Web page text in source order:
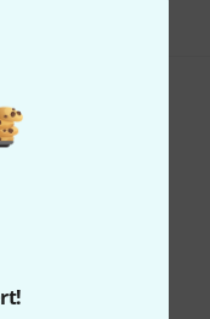
gewinne mit